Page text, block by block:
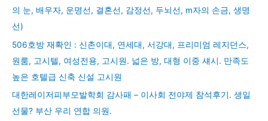
의 눈, 배우자, 운명선, 결혼선, 감정선, 두뇌선, m자의 손금, 생명
선)
506호방 재확인 : 신촌이대, 연세대, 서강대, 프리미엄 레지던스,
원룸, 고시텔, 여성전용, 고시원. 넓은 방, 대형 이중 섀시. 만족도
높은 호텔급 신축 신설 고시원
대한레이저피부모발학회 감사패 – 이사회 전야제 참석후기. 생일
선물? 부산 우리 연합 의원.